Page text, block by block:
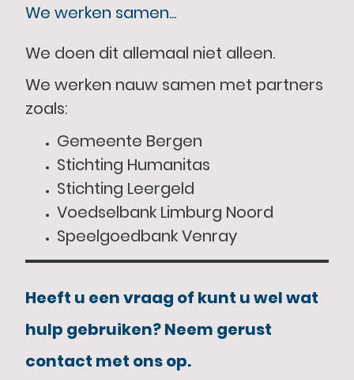
We werken samen...
We doen dit allemaal niet alleen.
We werken nauw samen met partners
zoals:
Gemeente Bergen
Stichting Humanitas
Stichting Leergeld
Voedselbank Limburg Noord
Speelgoedbank Venray
Heeft u een vraag of kunt u wel wat
hulp gebruiken? Neem gerust
contact met ons op.